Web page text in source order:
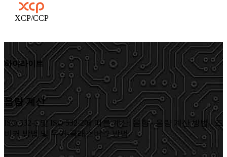
XCP/CCP
하이라이트
음량 계산
ISO 532-1 및 ISO 532-2에 따른 계산: 음향 - 음량 계산 방법 - 즈
비커 방법 및 무어-글래스버그 방법.